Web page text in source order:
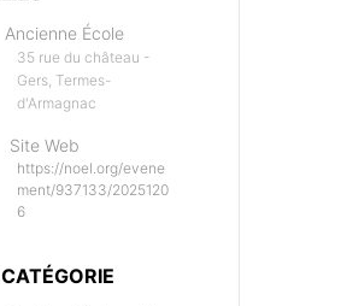
Ancienne École
35 rue du château -
Gers, Termes-
d'Armagnac
Site Web
https://noel.org/evene
ment/937133/2025120
6
CATÉGORIE